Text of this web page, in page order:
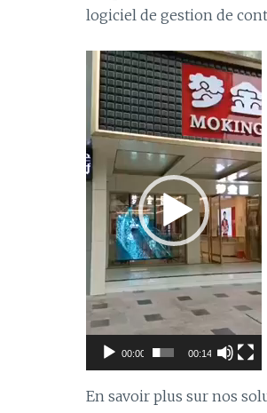
logiciel de gestion de
Lecteur
vidéo
00:00 00:14
En savoir plus sur nos